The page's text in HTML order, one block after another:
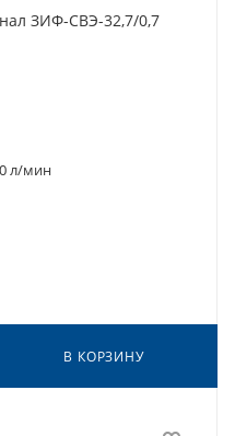
ЗИФ-СВЭ-32,7/0,7
л/мин
В КОРЗИНУ